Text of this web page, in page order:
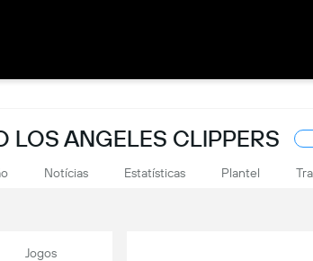
LOS ANGELES CLIPPERS
Notícias Estatísticas Plantel
Jogos